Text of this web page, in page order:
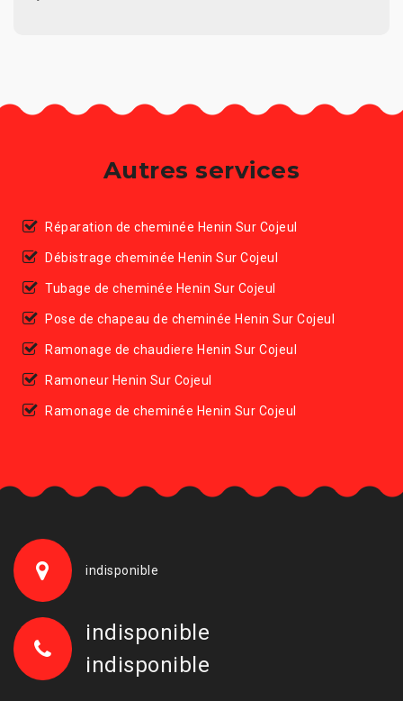
Autres services
Réparation de cheminée Henin Sur Cojeul
Débistrage cheminée Henin Sur Cojeul
Tubage de cheminée Henin Sur Cojeul
Pose de chapeau de cheminée Henin Sur Cojeul
Ramonage de chaudiere Henin Sur Cojeul
Ramoneur Henin Sur Cojeul
Ramonage de cheminée Henin Sur Cojeul
indisponible
indisponible
indisponible